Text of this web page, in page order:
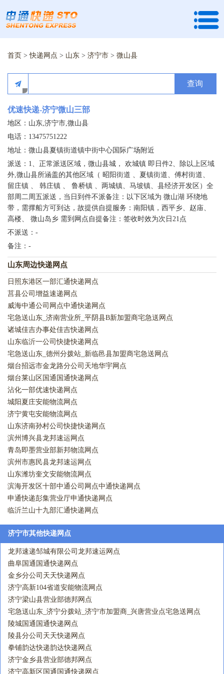
首页 >快递网点 > 山东 > 济宁市 > 微山县
查询
优速快递-济宁微山三部
地区：山东,济宁市,微山县
电话：13475751222
地址：微山县夏镇街道镇中街中心国际广场附近
派送：1、正常派送区域，微山县城， 欢城镇 即日件2、除以上区域
外,微山县所涵盖的其他区域（ 昭阳街道 、夏镇街道、傅村街道、
留庄镇 、 韩庄镇 、 鲁桥镇 、两城镇、马坡镇、县经济开发区）全
部周二周五派送，当日到件不派备注：以下区域为 微山湖 环绕地
带，需撑船方可到达，故提供自提服务：南阳镇，西平乡、赵庙、
高楼、 微山岛乡 需到网点自提备注：签收时效为次日21点
不派送：-
备注：-
山东周边快递网点
日照东港区一部汇通快递网点
莒县公司增益速递网点
威海中通公司网点中通快递网点
宅急送山东_济南营业所_平阴县B新加盟商宅急送网点
诸城佳吉办事处佳吉快递网点
山东临沂一公司快捷快递网点
宅急送山东_德州分拨站_新临邑县加盟商宅急送网点
烟台招远市金龙路分公司天地华宇网点
烟台莱山区国通国通快递网点
沾化一部优速快递网点
城阳夏庄安能物流网点
济宁黄屯安能物流网点
山东济南孙村公司快捷快递网点
滨州博兴县龙邦速运网点
青岛即墨营业部新邦物流网点
滨州市惠民县龙邦速运网点
山东潍坊奎文安能物流网点
滨海开发区十部中通公司网点中通快递网点
申通快递彭集营业厅申通快递网点
临沂兰山十九部汇通快递网点
济宁市其他快递网点
龙邦速递邹城有限公司龙邦速运网点
曲阜国通国通快递网点
金乡分公司天天快递网点
济宁高新104省道安能物流网点
济宁梁山县营业部德邦网点
宅急送山东_济宁分拨站_济宁市加盟商_兴唐营业点宅急送网点
陵城国通国通快递网点
陵县分公司天天快递网点
拳铺韵达快递韵达快递网点
济宁金乡县营业部德邦网点
济宁高新区国通国通快递网点